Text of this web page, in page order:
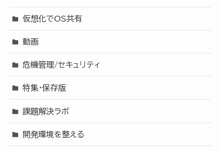
仮想化でOS共有
動画
危機管理/セキュリティ
特集・保存版
課題解決ラボ
開発環境を整える